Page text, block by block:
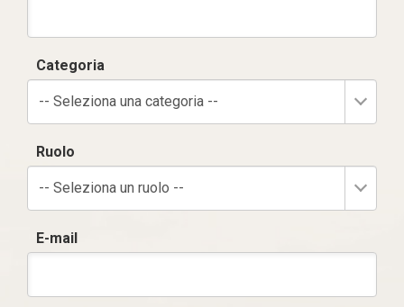
Categoria
-- Seleziona una categoria --
Ruolo
-- Seleziona un ruolo --
E-mail